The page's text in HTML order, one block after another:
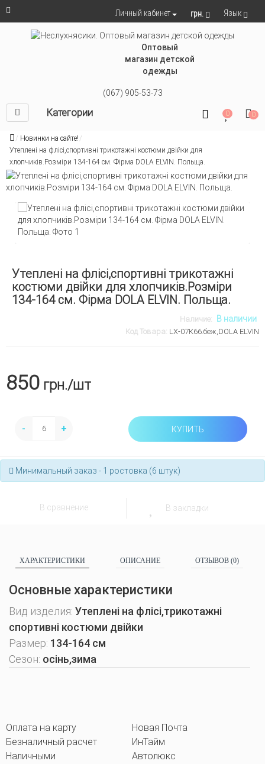
Личный кабинет грн. Язык
Оптовый
магазин детской
одежды
(067) 905-53-73
Категории 0 0
Новинки на сайте!
Утеплені на флісі,спортивні трикотажні костюми двійки для
хлопчиків.Розміри 134-164 см. Фірма DOLA ELVIN. Польща.
Утеплені на флісі,спортивні трикотажні
костюми двійки для хлопчиків.Розміри
134-164 см. Фірма DOLA ELVIN. Польща.
Наличие: В наличии
Код Товара: LX-07К66.беж,DOLA ELVIN
850 грн./шт
- + КУПИТЬ
Минимальный заказ - 1 ростовка (6 штук)
В сравнение В закладки
ХАРАКТЕРИСТИКИ ОПИСАНИЕ ОТЗЫВОВ (0)
Основные характеристики
Вид изделия: Утеплені на флісі,трикотажні
спортивні костюми двійки
Размер: 134-164 см
Сезон: осінь,зима
Оплата на карту
Безналичный расчет
Наличными
Новая Почта
ИнТайм
Автолюкс